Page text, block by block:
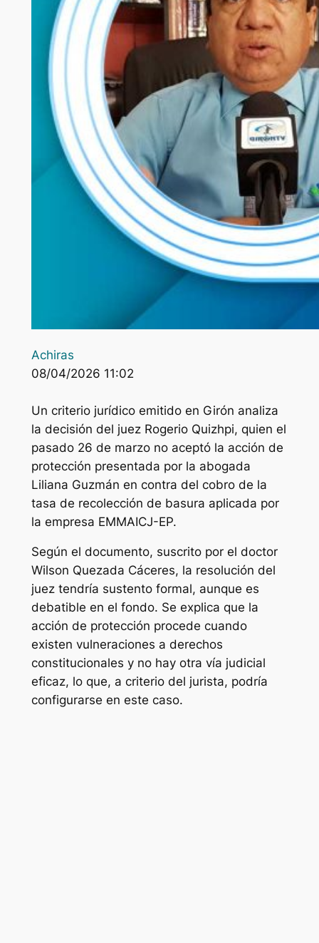
Achiras
08/04/2026 11:02
Un criterio jurídico emitido en Girón analiza
la decisión del juez Rogerio Quizhpi, quien el
pasado 26 de marzo no aceptó la acción de
protección presentada por la abogada
Liliana Guzmán en contra del cobro de la
tasa de recolección de basura aplicada por
la empresa EMMAICJ-EP.
Según el documento, suscrito por el doctor
Wilson Quezada Cáceres, la resolución del
juez tendría sustento formal, aunque es
debatible en el fondo. Se explica que la
acción de protección procede cuando
existen vulneraciones a derechos
constitucionales y no hay otra vía judicial
eficaz, lo que, a criterio del jurista, podría
configurarse en este caso.